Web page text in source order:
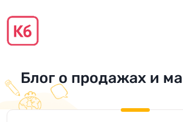
Блог о продажах и